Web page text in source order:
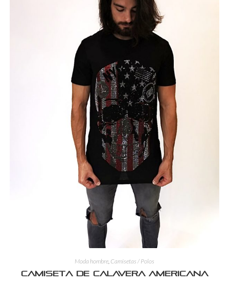
Moda hombre, Camisetas / Polos
Camiseta de calavera americana